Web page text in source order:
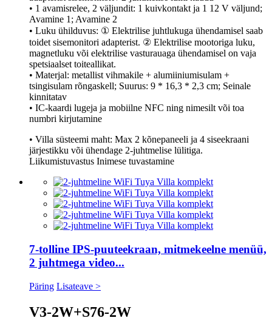
• 1 avamisrelee, 2 väljundit: 1 kuivkontakt ja 1 12 V väljund;
Avamine 1; Avamine 2
• Luku ühilduvus: ① Elektrilise juhtlukuga ühendamisel saab
toidet sisemonitori adapterist. ② Elektrilise mootoriga luku,
magnetluku või elektrilise vasturauaga ühendamisel on vaja
spetsiaalset toiteallikat.
• Materjal: metallist vihmakile + alumiiniumisulam +
tsingisulam rõngaskell; Suurus: 9 * 16,3 * 2,3 cm; Seinale
kinnitatav
• IC-kaardi lugeja ja mobiilne NFC ning nimesilt või toa
numbri kirjutamine
• Villa süsteemi maht: Max 2 kõnepaneeli ja 4 siseekraani
järjestikku või ühendage 2-juhtmelise lülitiga.
Liikumistuvastus Inimese tuvastamine
7-tolline IPS-puuteekraan, mitmekeelne menüü,
2 juhtmega video...
Päring Lisateave >
V3-2W+S76-2W